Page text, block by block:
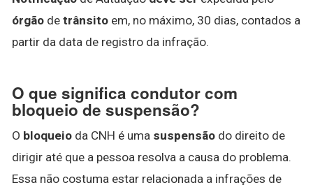
órgão de trânsito em, no máximo, 30 dias, contados a
partir da data de registro da infração.
O que significa condutor com
bloqueio de suspensão?
O bloqueio da CNH é uma suspensão do direito de
dirigir até que a pessoa resolva a causa do problema.
Essa não costuma estar relacionada a infrações de